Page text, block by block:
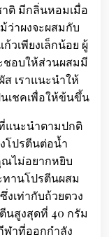
าติ มีกลิ่นหอมเมื่อ
ว่าผงจะผสมกับ
วเพียงเล็กน้อย ผู้
ชอบให้ส่วนผสมมี
เราแนะนำให้
เชคเพื่อให้ข้นขึ้น
แนะนำตามปกติ
โปรตีนต่อน้ำ
ณไม่อยากหยิบ
ทานโปรตีนผสม
งเท่ากับถ้วยตวง
นสูงสุดที่ 40 กรัม
ฬาที่ออกกำลัง